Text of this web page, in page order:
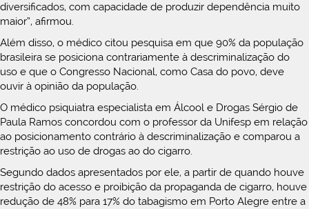
diversificados, com capacidade de produzir dependência muito
maior”, afirmou.
Além disso, o médico citou pesquisa em que 90% da população
brasileira se posiciona contrariamente à descriminalização do
uso e que o Congresso Nacional, como Casa do povo, deve
ouvir à opinião da população.
O médico psiquiatra especialista em Álcool e Drogas Sérgio de
Paula Ramos concordou com o professor da Unifesp em relação
ao posicionamento contrário à descriminalização e comparou a
restrição ao uso de drogas ao do cigarro.
Segundo dados apresentados por ele, a partir de quando houve
restrição do acesso e proibição da propaganda de cigarro, houve
redução de 48% para 17% do tabagismo em Porto Alegre entre a